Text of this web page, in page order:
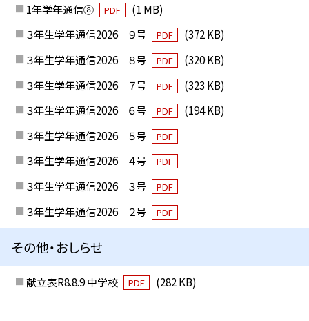
1年学年通信⑧ PDF
(1 MB)
３年生学年通信2026 ９号
PDF
(372 KB)
３年生学年通信2026 ８号
PDF
(320 KB)
３年生学年通信2026 ７号
PDF
(323 KB)
３年生学年通信2026 ６号
PDF
(194 KB)
３年生学年通信2026 ５号
PDF
３年生学年通信2026 ４号 PDF
３年生学年通信2026 ３号 PDF
３年生学年通信2026 ２号 PDF
その他・おしらせ
献立表R8.8.9 中学校 PDF (282 KB)